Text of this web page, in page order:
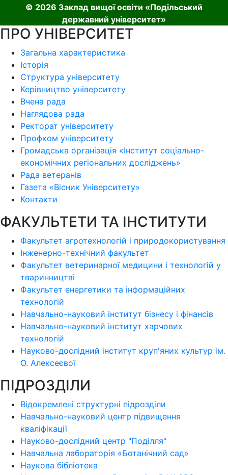
© 2026 Заклад вищої освіти «Подільський
державний університет»
ПРО УНІВЕРСИТЕТ
Загальна характеристика
Історія
Структура університету
Керівництво університету
Вчена рада
Наглядова рада
Ректорат університету
Профком університету
Громадська організація «Інститут соціально-
економічних регіональних досліджень»
Рада ветеранів
Газета «Вісник Університету»
Контакти
ФАКУЛЬТЕТИ ТА ІНСТИТУТИ
Факультет агротехнологій і природокористування
Інженерно-технічний факультет
Факультет ветеринарної медицини і технологій у
тваринництві
Факультет енергетики та інформаційних
технологій
Навчально-науковий інститут бізнесу і фінансів
Навчально-науковий інститут харчових
технологій
Науково-дослідний інститут круп'яних культур ім.
О. Алексеєвої
ПІДРОЗДІЛИ
Відокремлені структурні підрозділи
Навчально-науковий центр підвищення
кваліфікації
Науково-дослідний центр "Поділля"
Навчальна лабораторія «Ботанічний сад»
Наукова бібліотека